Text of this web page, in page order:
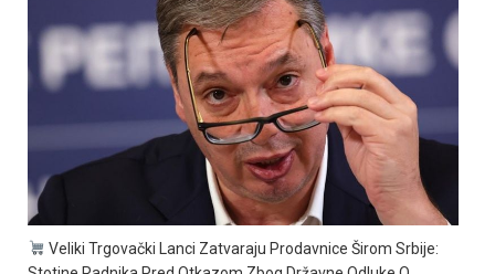
Veliki Trgovački Lanci Zatvaraju Prodavnice Širom Srbije: